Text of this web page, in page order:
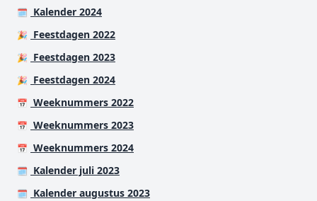
🗓️ Kalender 2024
🎉 Feestdagen 2022
🎉 Feestdagen 2023
🎉 Feestdagen 2024
📅 Weeknummers 2022
📅 Weeknummers 2023
📅 Weeknummers 2024
🗓️ Kalender juli 2023
🗓️ Kalender augustus 2023